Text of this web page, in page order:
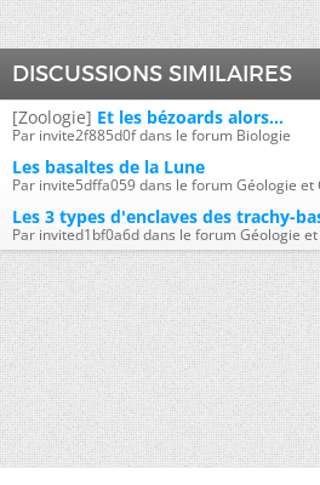
DISCUSSIONS SIMILAIRES
[Zoologie] Et les bézoards alors...
Par invite2f885d0f dans le forum Biologie
Les basaltes de la Lune
Par invite5dffa059 dans le forum Géologie
Les 3 types d'enclaves des trachy-
Par invited1bf0a6d dans le forum Géologie